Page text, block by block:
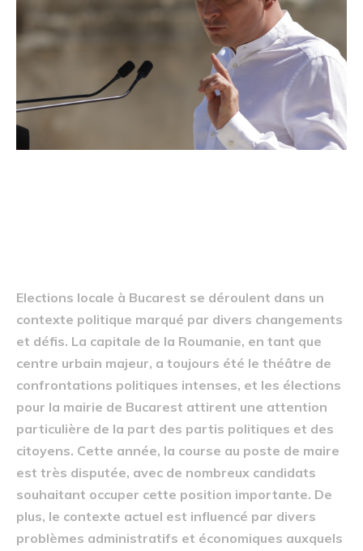
Elections locale à Bucarest se déroulent dans un
contexte politique marqué par divers changements
et défis. La capitale de la Roumanie, en tant que
centre urbain majeur, a toujours été le théâtre de
confrontations politiques intenses, et les élections
pour la mairie de Bucarest attirent une attention
particulière de la part des partis politiques et des
citoyens. Cette année, la course au poste de maire
est très disputée, avec de nombreux candidats
souhaitant occuper cette position importante. De
plus, le contexte actuel est influencé par divers
problèmes administratifs et économiques auxquels